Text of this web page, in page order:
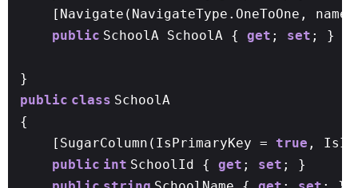
[Navigate(NavigateType.OneToOne,
public SchoolA SchoolA { get ; set ; }
}
public class SchoolA
{
[SugarColumn(IsPrimaryKey = true ,
public int SchoolId { get ; set ; }